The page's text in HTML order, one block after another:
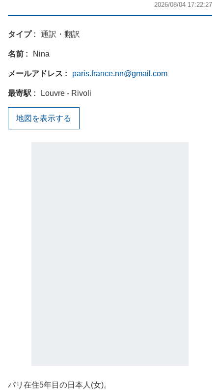
2026/08/04 17:22:27
タイプ 通訳・翻訳
名前 Nina
メールアドレス paris.france.nn@gmail.com
最寄駅 Louvre - Rivoli
地図を表示する
パリ在住5年目の日本人(女)。